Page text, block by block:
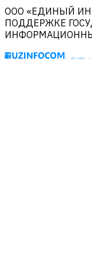
ООО «ЕДИНЫЙ
ПОДДЕРЖКЕ